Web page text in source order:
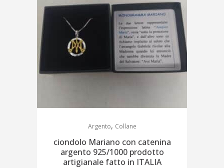
Argento, Collane
ciondolo Mariano con catenina
argento 925/1000 prodotto
artigianale fatto in ITALIA